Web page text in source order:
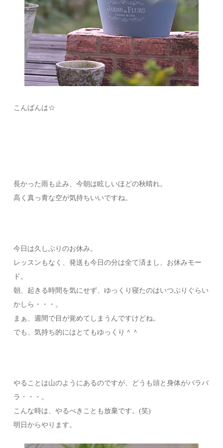
こんばんは☆
長かった雨も止み、今朝は眩しいほどの秋晴れ。
高く真っ青な空が気持ちいいですね。
今日は久しぶりのお休み。
レッスンもなく、発送も今日の分は全て済まし、お休みモー
ド。
朝、起きる時間を気にせず、ゆっくり寝たのはいつぶりぐらい
かしら・・・。
まぁ、週間で目が覚めてしまうんですけどね。
でも、気持ち的にはとてもゆっくり＾＾
やることは山のようにあるのですが、どうも頭と身体がバラバ
ラ・・・。
こんな時は、やるべきことも放棄です。(笑)
明日からやります。